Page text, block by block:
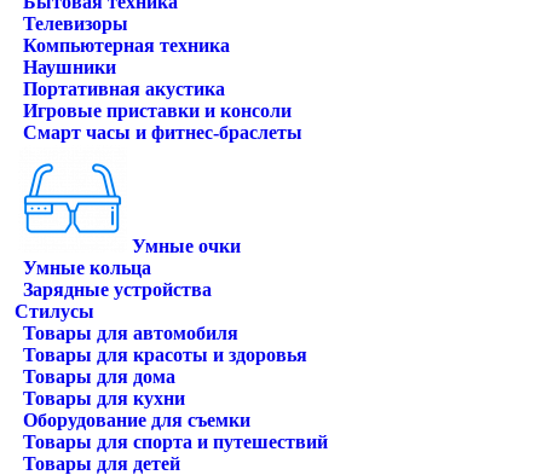
Телевизоры
Компьютерная техника
Наушники
Портативная акустика
Игровые приставки и консоли
Смарт часы и фитнес-браслеты
Умные очки
Умные кольца
Зарядные устройства
Стилусы
Товары для автомобиля
Товары для красоты и здоровья
Товары для дома
Товары для кухни
Оборудование для съемки
Товары для спорта и путешествий
Товары для детей